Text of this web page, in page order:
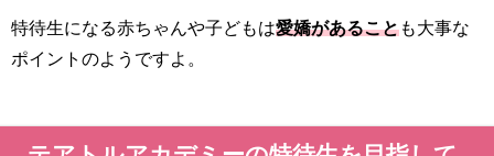
特待生になる赤ちゃんや子どもは愛嬌があることも大事な
ポイントのようですよ。